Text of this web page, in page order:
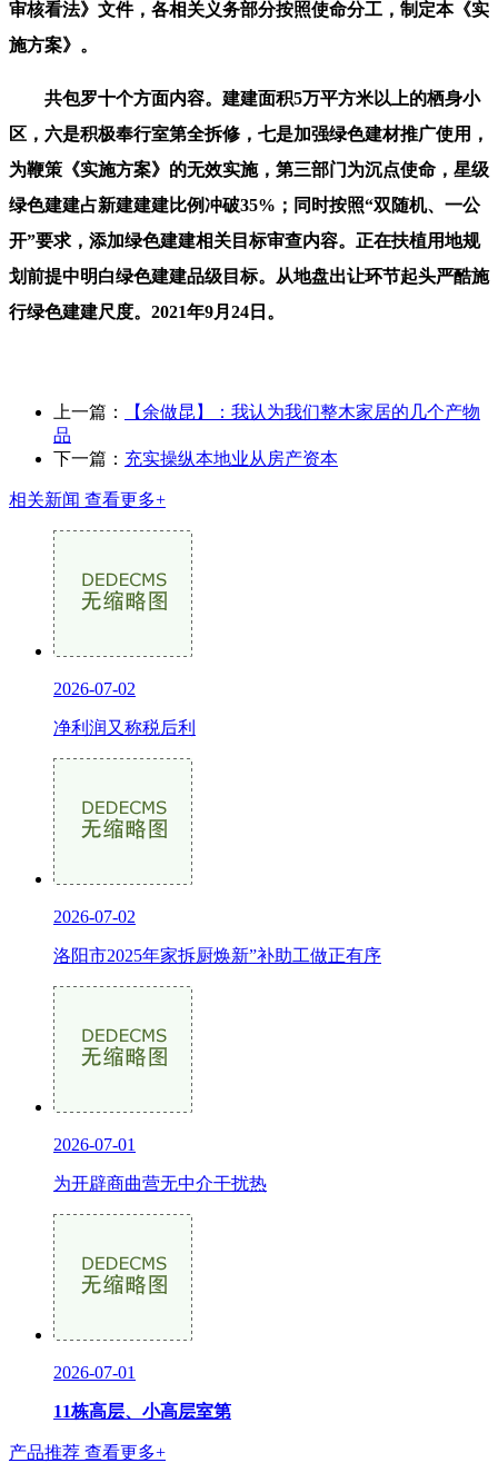
审核看法》文件，各相关义务部分按照使命分工，制定本《实
施方案》。
共包罗十个方面内容。建建面积5万平方米以上的栖身小
区，六是积极奉行室第全拆修，七是加强绿色建材推广使用，
为鞭策《实施方案》的无效实施，第三部门为沉点使命，星级
绿色建建占新建建建比例冲破35%；同时按照“双随机、一公
开”要求，添加绿色建建相关目标审查内容。正在扶植用地规
划前提中明白绿色建建品级目标。从地盘出让环节起头严酷施
行绿色建建尺度。2021年9月24日。
上一篇：
【余做昆】：我认为我们整木家居的几个产物
品
下一篇： 充实操纵本地业从房产资本
相关新闻 查看更多+
2026-07-02
净利润又称税后利
2026-07-02
洛阳市2025年家拆厨焕新”补助工做正有序
2026-07-01
为开辟商曲营无中介干扰热
2026-07-01
11栋高层、小高层室第
产品推荐 查看更多+